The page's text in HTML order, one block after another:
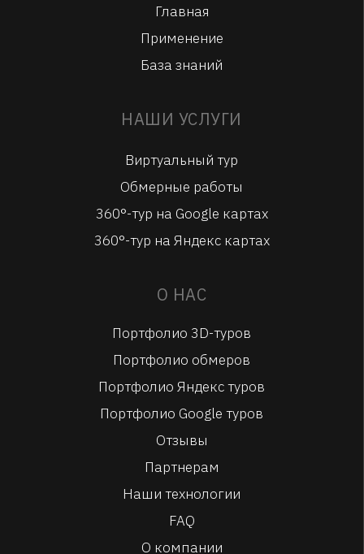
Главная
Применение
База знаний
НАШИ УСЛУГИ
Виртуальный тур
Обмерные работы
360°-тур на Google картах
360°-тур на Яндекс картах
О НАС
Портфолио 3D-туров
Портфолио обмеров
Портфолио Яндекс туров
Портфолио Google туров
Отзывы
Партнерам
Наши технологии
FAQ
О компании